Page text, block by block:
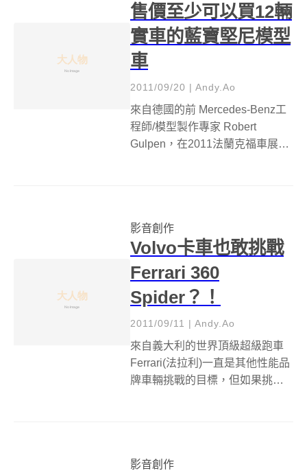
士尼...
售價至少可以買12輛
實車的藍寶堅尼模型
車
2011/09/20 | Andy.Ao
來自德國的前 Mercedes-Benz工
程師/模型製作專家 Robert
Gulpen，在2011法蘭克福車展上
影音創作
Volvo卡車也敢挑戰
Ferrari 360
Spider？！
2011/09/11 | Andy.Ao
來自義大利的世界頂級超級跑車
Ferrari(法拉利)一直是其他性能品
牌車輛挑戰的目標，但如果挑戰
V8...
影音創作